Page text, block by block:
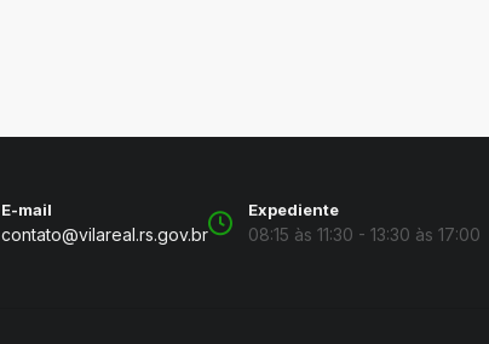
E-mail
contato@vilareal.rs.gov.br
Expediente
08:15 às 11:30 - 13:30 às 17:00